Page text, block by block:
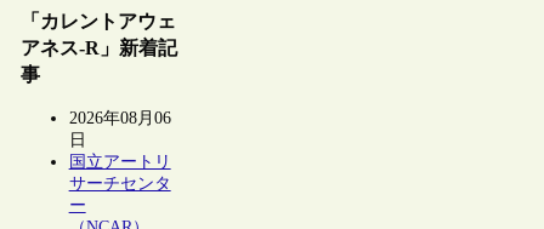
「カレントアウェ
アネス-R」新着記
事
2026年08月06
日
国立アートリ
サーチセンタ
ー